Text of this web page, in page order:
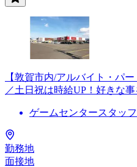
【敦賀市内/アルバイト・パ
／土日祝は時給UP！好きな
ゲームセンタースタッフ
勤務地
面接地